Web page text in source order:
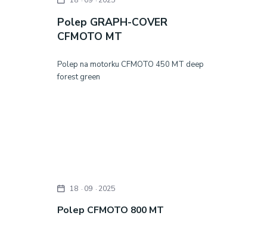
Polep GRAPH-COVER
CFMOTO MT
Polep na motorku CFMOTO 450 MT deep
forest green
Polep CFMOTO 800 MT
18 09 2025